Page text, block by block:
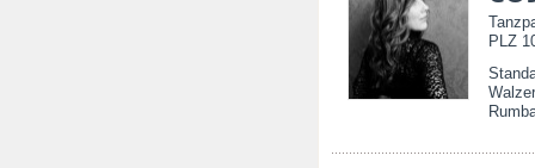
PLZ